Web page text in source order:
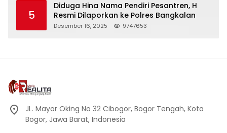
5
Diduga Hina Nama Pendiri Pesantren, H
Resmi Dilaporkan ke Polres Bangkalan
Desember 16, 2025 9747653
JL. Mayor Oking No 32 Cibogor, Bogor Tengah, Kota
Bogor, Jawa Barat, Indonesia